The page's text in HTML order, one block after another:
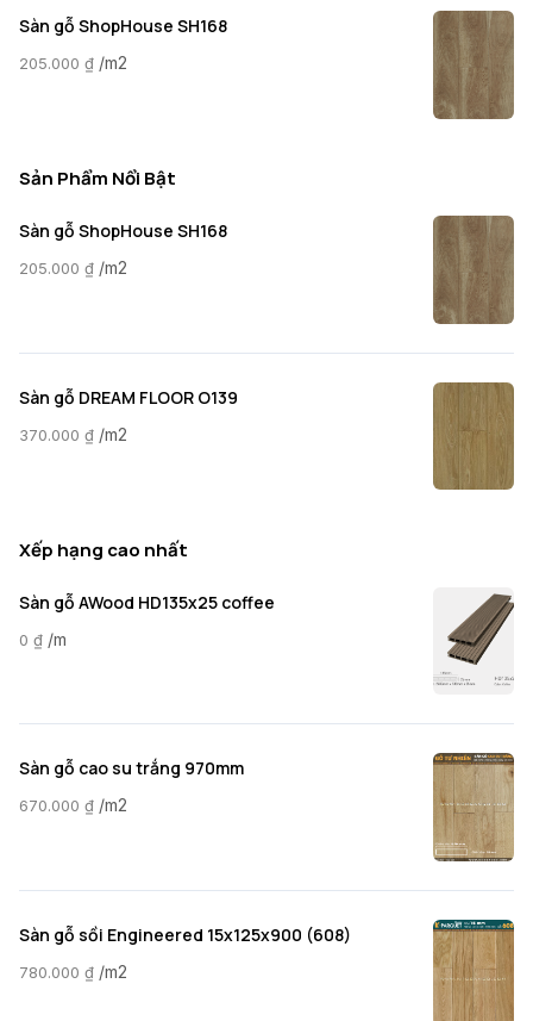
Sàn gỗ ShopHouse SH168
205.000 ₫ /m2
Sản Phẩm Nổi Bật
Sàn gỗ ShopHouse SH168
205.000 ₫ /m2
Sàn gỗ DREAM FLOOR O139
370.000 ₫ /m2
Xếp hạng cao nhất
Sàn gỗ AWood HD135x25 coffee
0 ₫ /m
Sàn gỗ cao su trắng 970mm
670.000 ₫ /m2
Sàn gỗ sồi Engineered 15x125x900 (608)
780.000 ₫ /m2